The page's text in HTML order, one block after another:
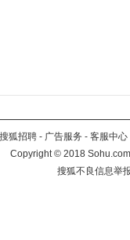
搜狐招聘 - 广告服务 - 客服中心
Copyright©2018
搜狐不良信息举